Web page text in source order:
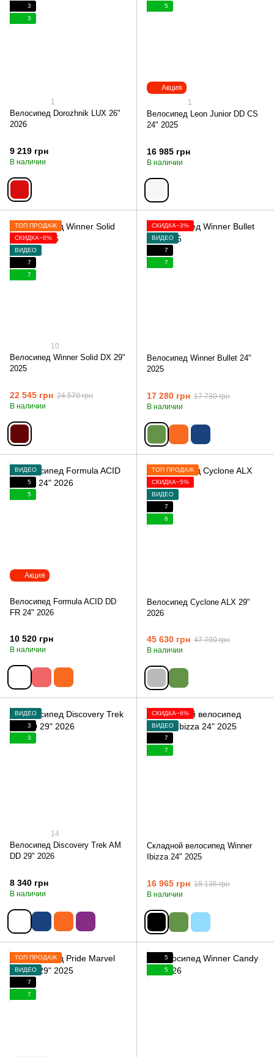
3
3
1
Велосипед Dorozhnik LUX 26"
2026
9 219 грн
В наличии
Акция
5
1
Велосипед Leon Junior DD CS
24" 2025
16 985 грн
В наличии
ТОП ПРОДАЖ
СКИДКА−8%
ВИДЕО
7
7
10
Велосипед Winner Solid DX 29"
2025
22 545 грн 24 570 грн
В наличии
СКИДКА−3%
ВИДЕО
7
7
Велосипед Winner Bullet 24"
2025
17 280 грн 17 730 грн
В наличии
Акция
ВИДЕО
5
5
Велосипед Formula ACID DD
FR 24" 2026
10 520 грн
В наличии
ТОП ПРОДАЖ
СКИДКА−5%
ВИДЕО
7
6
Велосипед Cyclone ALX 29"
2026
45 630 грн 47 790 грн
В наличии
ВИДЕО
3
3
14
Велосипед Discovery Trek AM
DD 29" 2026
8 340 грн
В наличии
СКИДКА−6%
ВИДЕО
7
7
Складной велосипед Winner
Ibizza 24" 2025
16 965 грн 18 135 грн
В наличии
ТОП ПРОДАЖ
ВИДЕО
7
7
5
5